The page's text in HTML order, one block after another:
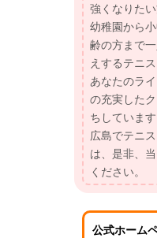
強くなりた
幼稚園から
齢の方まで
えするテニ
あなたのラ
の充実した
ちしています
広島でテニ
は、是非、
ください。
公式ホーム